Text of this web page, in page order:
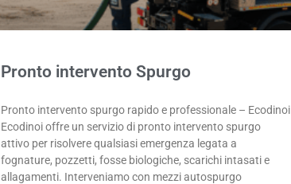
Pronto intervento Spurgo
Pronto intervento spurgo rapido e professionale – Ecodinoi
Ecodinoi offre un servizio di pronto intervento spurgo
attivo per risolvere qualsiasi emergenza legata a
fognature, pozzetti, fosse biologiche, scarichi intasati e
allagamenti. Interveniamo con mezzi autospurgo